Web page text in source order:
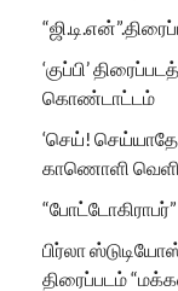
‘குப்பி’
கொண்டாட்டம்
‘செய்!
காணொளி
பிர்லா
திரைப்படம்